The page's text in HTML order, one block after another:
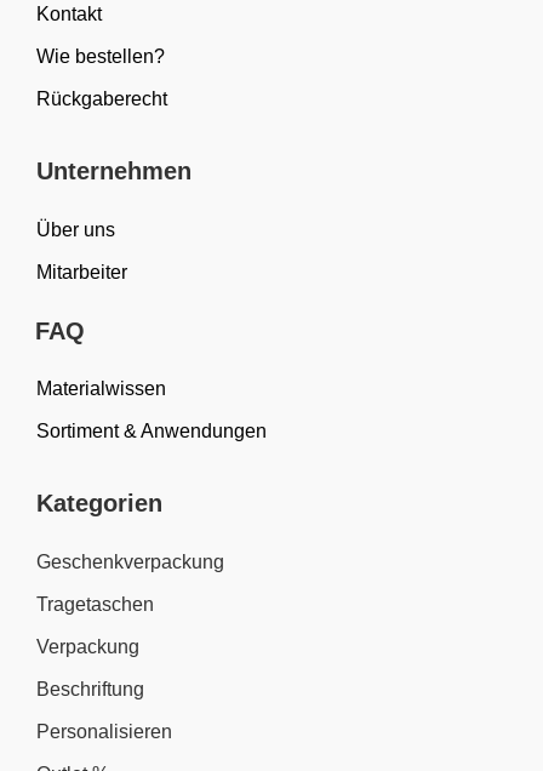
Kontakt
Wie bestellen?
Rückgaberecht
Unternehmen
Über uns
Mitarbeiter
FAQ
Materialwissen
Sortiment & Anwendungen
Kategorien
Geschenkverpackung
Tragetaschen
Verpackung
Beschriftung
Personalisieren